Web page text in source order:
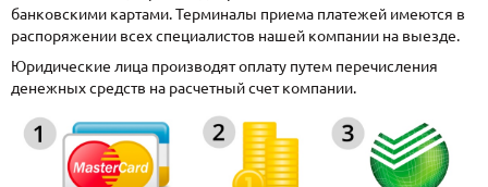
банковскими картами. Терминалы приема платежей имеются в
распоряжении всех специалистов нашей компании на выезде.
Юридические лица производят оплату путем перечисления
денежных средств на расчетный счет компании.